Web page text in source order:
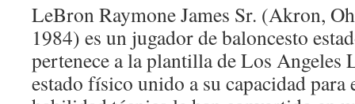
LeBron Raymone James Sr. (Akron,
1984) es un jugador de baloncesto
pertenece a la plantilla de Los Angeles
estado físico unido a su capacidad